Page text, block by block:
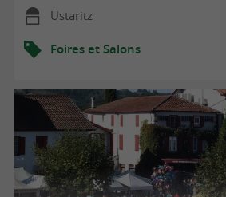
Ustaritz
Foires et Salons